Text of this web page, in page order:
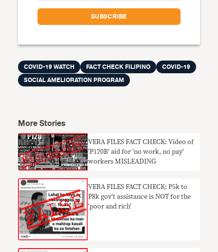
COVID-19 WATCH FACT CHECK FILIPINO
COVID-19
SOCIAL AMELIORATION PROGRAM
More Stories
VERA FILES FACT CHECK: Video of
‘P120B’ aid for ‘no work, no pay’
workers MISLEADING
VERA FILES FACT CHECK: P5k to
P8k gov’t assistance is NOT for the
‘poor and rich’